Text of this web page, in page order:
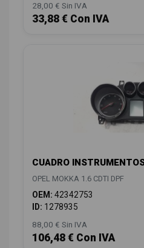
28,00 € Sin IVA
33,88 € Con IVA
CUADRO
OPEL MOKKA 1.6 CDTI DPF
OEM: 42342753
ID: 1278935
88,00 € Sin IVA
106,48 € Con IVA